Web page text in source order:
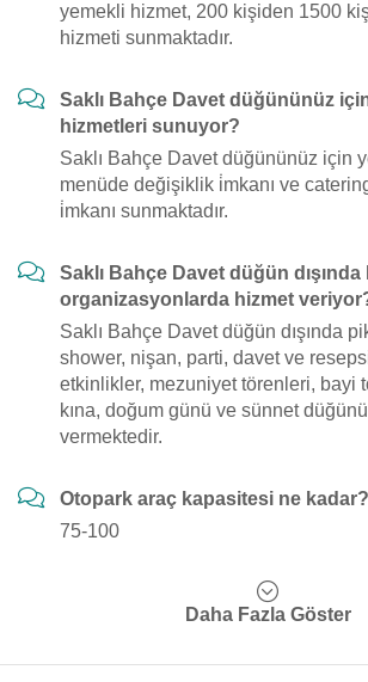
yemekli hizmet, 200 kişiden 1500
hizmeti sunmaktadır.
Saklı Bahçe Davet düğününüz
hizmetleri sunuyor?
Saklı Bahçe Davet düğününüz için
menüde değişiklik i̇mkanı ve
i̇mkanı sunmaktadır.
Saklı Bahçe Davet düğün
organizasyonlarda hizmet
Saklı Bahçe Davet düğün dışında
shower, nişan, parti, davet ve
etkinlikler, mezuniyet törenleri, bayi
kına, doğum günü ve sünnet
vermektedir.
Otopark araç kapasitesi ne kadar?
75-100
Daha Fazla Göster